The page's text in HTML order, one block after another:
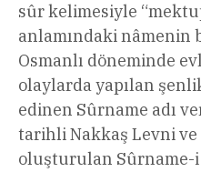
sûr kelimesiyle
anlamındaki nâmenin
Osmanlı döneminde
olaylarda yapılan
edinen Sûrname adı
tarihli Nakkaş Levni
oluşturulan Sûrname-i